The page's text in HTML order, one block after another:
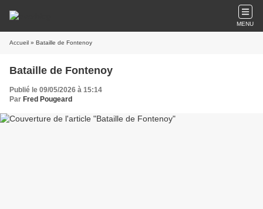
MENU
Accueil » Bataille de Fontenoy
Bataille de Fontenoy
Publié le 09/05/2026 à 15:14
Par Fred Pougeard